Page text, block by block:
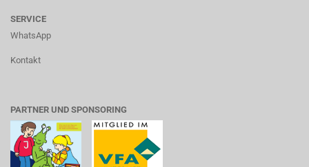
SERVICE
WhatsApp
Kontakt
PARTNER UND SPONSORING